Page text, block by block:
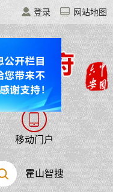
登录 网站地图
移动门户
霍山智搜